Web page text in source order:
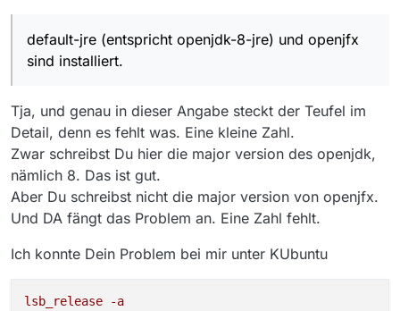
Der Starter ruft nur Mediathekview auf :
Gibt es in Fehlerprotokoll von Mediathekview ?
Beste Grüße und guten Rutsch ins neue Jahr !
default-jre (entspricht openjdk-8-jre) und openjfx
sind installiert.
Tja, und genau in dieser Angabe steckt der Teufel im
Detail, denn es fehlt was. Eine kleine Zahl.
Zwar schreibst Du hier die major version des openjdk,
nämlich 8. Das ist gut.
Aber Du schreibst nicht die major version von openjfx.
Und DA fängt das Problem an. Eine Zahl fehlt.
Ich konnte Dein Problem bei mir unter KUbuntu
lsb_release
-a